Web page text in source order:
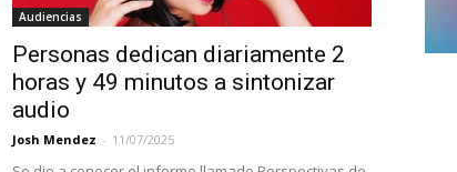
Audiencias
Personas dedican diariamente 2
horas y 49 minutos a sintonizar
audio
Josh Mendez - 11/07/2025